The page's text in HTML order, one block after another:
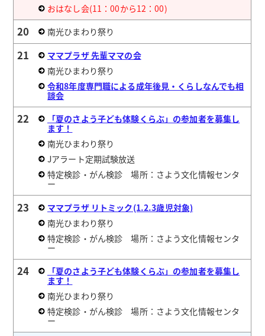
おはなし会(11：00から12：00)
20 南光ひまわり祭り
21
ママプラザ 先輩ママの会
南光ひまわり祭り
令和8年度専門職による成年後見・くらしなんでも相
談会
22
「夏のさよう子ども体験くらぶ」の参加者を募集し
ます！
南光ひまわり祭り
Jアラート定期試験放送
特定検診・がん検診 場所：さよう文化情報センタ
ー
23
ママプラザ リトミック(1.2.3歳児対象)
南光ひまわり祭り
特定検診・がん検診 場所：さよう文化情報センタ
ー
24
「夏のさよう子ども体験くらぶ」の参加者を募集し
ます！
南光ひまわり祭り
特定検診・がん検診 場所：さよう文化情報センタ
ー